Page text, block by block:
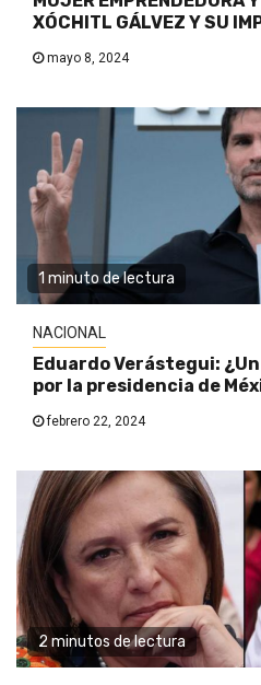
XÓCHITL GÁLVEZ Y SU
mayo 8, 2024
1 minuto de lectura
NACIONAL
Eduardo Verástegui:
por la presidencia de
febrero 22, 2024
2 minutos de lectura